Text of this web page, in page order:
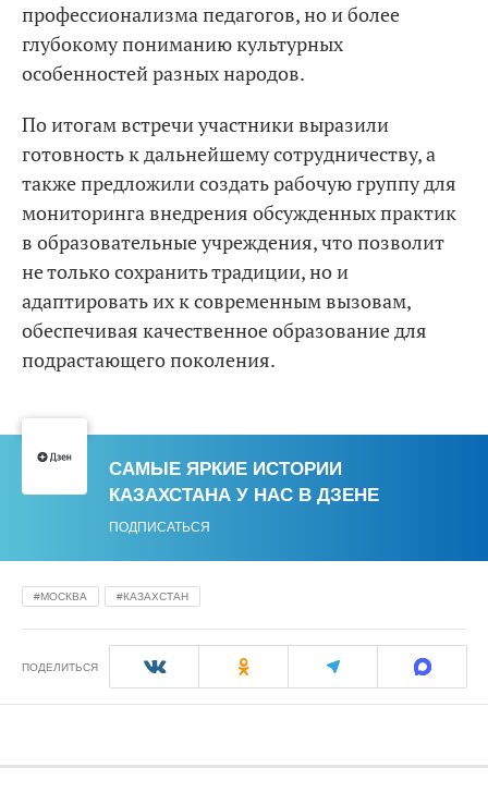
профессионализма педагогов, но и более
глубокому пониманию культурных
особенностей разных народов.
По итогам встречи участники выразили
готовность к дальнейшему сотрудничеству, а
также предложили создать рабочую группу для
мониторинга внедрения обсужденных практик
в образовательные учреждения, что позволит
не только сохранить традиции, но и
адаптировать их к современным вызовам,
обеспечивая качественное образование для
подрастающего поколения.
САМЫЕ ЯРКИЕ ИСТОРИИ
КАЗАХСТАНА У НАС В ДЗЕНЕ
ПОДПИСАТЬСЯ
МОСКВА КАЗАХСТАН
ПОДЕЛИТЬСЯ